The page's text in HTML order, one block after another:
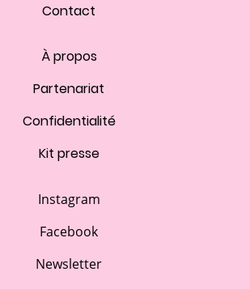
Contact
À propos
Partenariat
Confidentialité
Kit presse
Instagram
Facebook
Newsletter